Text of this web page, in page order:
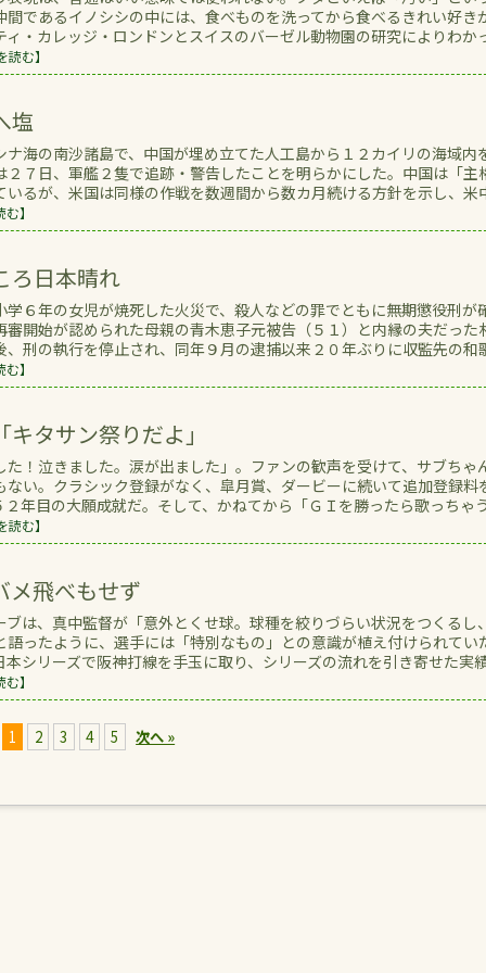
であるイノシシの中には、食べものを洗ってから食べるきれい好き
・カレッジ・ロンドンとスイスのバーゼル動物園の研究によりわか
読む】
塩
海の南沙諸島で、中国が埋め立てた人工島から１２カイリの海域内
７日、軍艦２隻で追跡・警告したことを明らかにした。中国は「主
るが、米国は同様の作戦を数週間から数カ月続ける方針を示し、米
】
ろ日本晴れ
６年の女児が焼死した火災で、殺人などの罪でともに無期懲役刑が
開始が認められた母親の青木恵子元被告（５１）と内縁の夫だった
刑の執行を停止され、同年９月の逮捕以来２０年ぶりに収監先の和
】
タサン祭りだよ」
！泣きました。涙が出ました」。ファンの歓声を受けて、サブちゃ
い。クラシック登録がなく、皐月賞、ダービーに続いて追加登録料
年目の大願成就だ。そして、かねてから「ＧＩを勝ったら歌っちゃ
読む】
メ飛べもせず
は、真中監督が「意外とくせ球。球種を絞りづらい状況をつくるし
ったように、選手には「特別なもの」との意識が植え付けられてい
シリーズで阪神打線を手玉に取り、シリーズの流れを引き寄せた実
】
1 2 3 4 5 次へ »